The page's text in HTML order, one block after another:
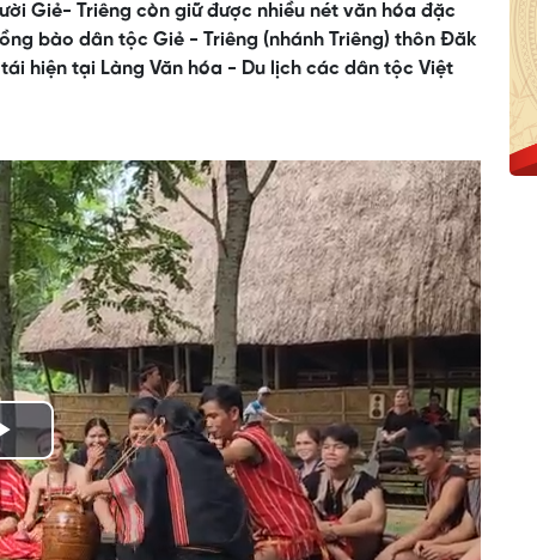
Giẻ- Triêng còn giữ được nhiều nét văn hóa đặc
bào dân tộc Giẻ - Triêng (nhánh Triêng) thôn Đăk
hiện tại Làng Văn hóa - Du lịch các dân tộc Việt
Play
Video